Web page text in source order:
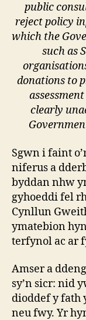
public
reject policy
which the
such as
donations to
clearly
Sgwn i faint
niferus a
byddan nhw
gyhoeddi fel
Cynllun
ymatebion
terfynol ac ar
Amser a
sy’n sicr: nid
dioddef y fath
neu fwy. Yr